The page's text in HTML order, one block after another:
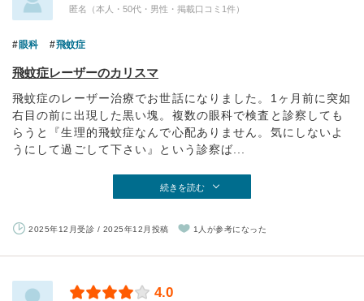
匿名（本人・50代・男性・掲載口コミ1件）
眼科 飛蚊症
飛蚊症レーザーのカリスマ
飛蚊症のレーザー治療でお世話になりました。1ヶ月前に突如
右目の前に出現した黒い塊。複数の眼科で検査と診察しても
らうと『生理的飛蚊症なんで心配ありません。気にしないよ
うにして過ごして下さい』という診察ば...
続きを読む
2025年12月受診 / 2025年12月投稿 1人が参考になった
4.0